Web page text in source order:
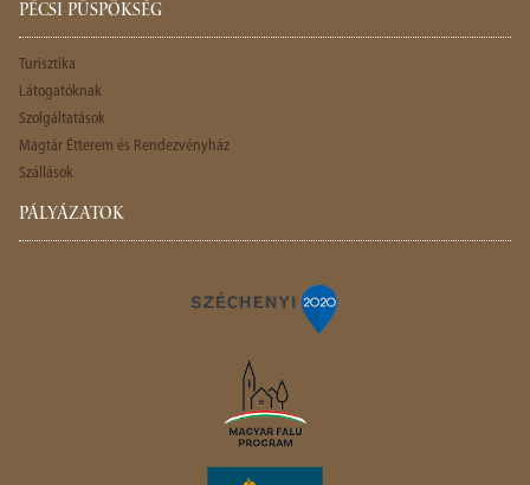
PÉCSI PÜSPÖKSÉG
Turisztika
Látogatóknak
Szolgáltatások
Magtár Étterem és Rendezvényház
Szállások
PÁLYÁZATOK